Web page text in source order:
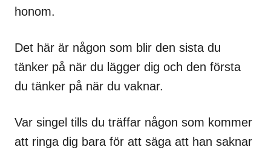
honom.
Det här är någon som blir den sista du
tänker på när du lägger dig och den första
du tänker på när du vaknar.
Var singel tills du träffar någon som kommer
att ringa dig bara för att säga att han saknar